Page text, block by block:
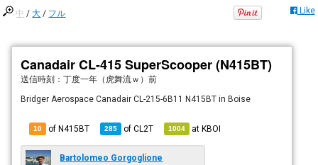
中 /大 / フル Like
Canadair CL-415 SuperScooper (N415BT)
送信時刻：丁度一年（虎舞流ｗ）前
Bridger Aerospace Canadair CL-215-6B11 N415BT in Boise
10 of N415BT 285 ofCL2T 1004 atKBOI
Bartolomeo Gorgoglione